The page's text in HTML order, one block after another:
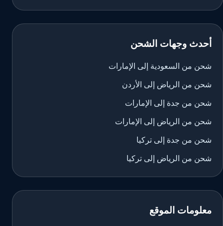
أحدث وجهات الشحن
شحن من السعودية إلى الإمارات
شحن من الرياض إلى الأردن
شحن من جدة إلى الإمارات
شحن من الرياض إلى الإمارات
شحن من جدة إلى تركيا
شحن من الرياض إلى تركيا
معلومات الموقع